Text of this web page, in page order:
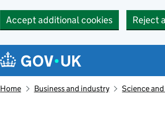
Accept additional cookies Reject
Navigation menu
Home Business and industry Science